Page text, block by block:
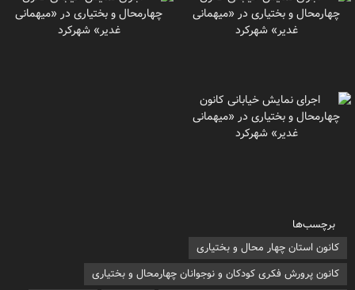
برچسب‌ها
کانون استان چهار محال و بختیاری
کانون پرورش فکری کودکان و نوجوانان چهارمحال و بختیاری